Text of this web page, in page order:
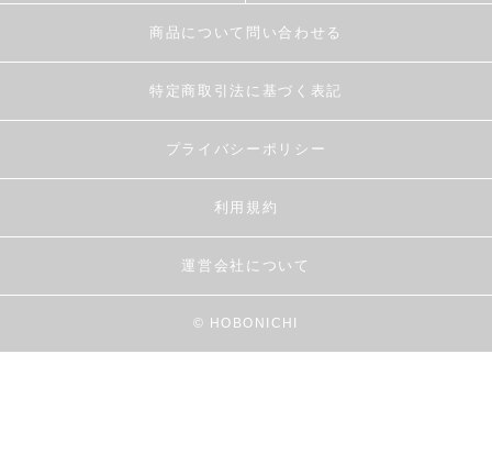
商品について問い合わせる
特定商取引法に基づく表記
プライバシーポリシー
利用規約
運営会社について
© HOBONICHI